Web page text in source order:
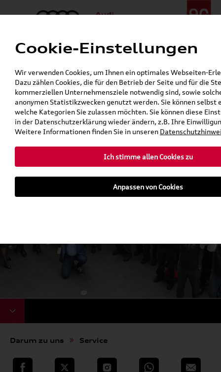
Menü
24h-Pannenhilfe:+49 (0)171 / 870 72 87
Gerade geöffnet
Mo. - Fr. 08:00 - 19:00 Uhr Sa. 09:00 - 13:00 Uhr
Service: Mo. - Fr. 06:00 - 20:00 Uhr Sa. 08:00 - 13:00 Uhr
Darum zu uns Service
teilen Twitter Instagram WhatsApp E-Mail
Cookie-Einstellungen
Wir verwenden Cookies, um Ihnen ein optimales Webseiten-
Dazu zählen Cookies, die für den Betrieb der Seite und für die
kommerziellen Unternehmensziele notwendig sind, sowie
anonymen Statistikzwecken genutzt werden. Sie können selbst
welche Kategorien Sie zulassen möchten. Sie können diese
in der Datenschutzerklärung wieder ändern, z.B. Ihre
Weitere Informationen finden Sie in unseren
Ich stimme allen Cookies zu
Anpassen von Cookies